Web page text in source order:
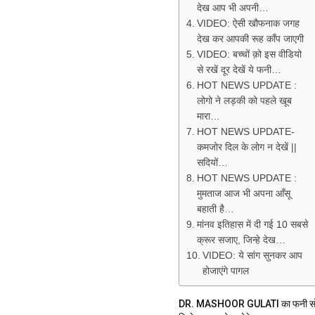
देख आप भी अपनी…
VIDEO: ऐसी खौफनाक जगह
देख कर आपकी रूह काँप जाएगी
VIDEO: बच्चों क़ो इस वीडियो
से रखें दूर देखें ये फनी…
HOT NEWS UPDATE :
लोगो ने लड़की को पहले खूब
मारा…
HOT NEWS UPDATE-
कमजोर दिल के लोग न देखें ||
सदियों…
HOT NEWS UPDATE :
मुमताज आज भी अपना आँसू
बहाती है…
मांनव इतिहास में दी गई 10 सबसे
क्रूर सजाए, जिन्हे देख…
VIDEO: ये सांग सुनकर आप
होजाएंगे पागल
DR. MASHOOR GULATI का फनी